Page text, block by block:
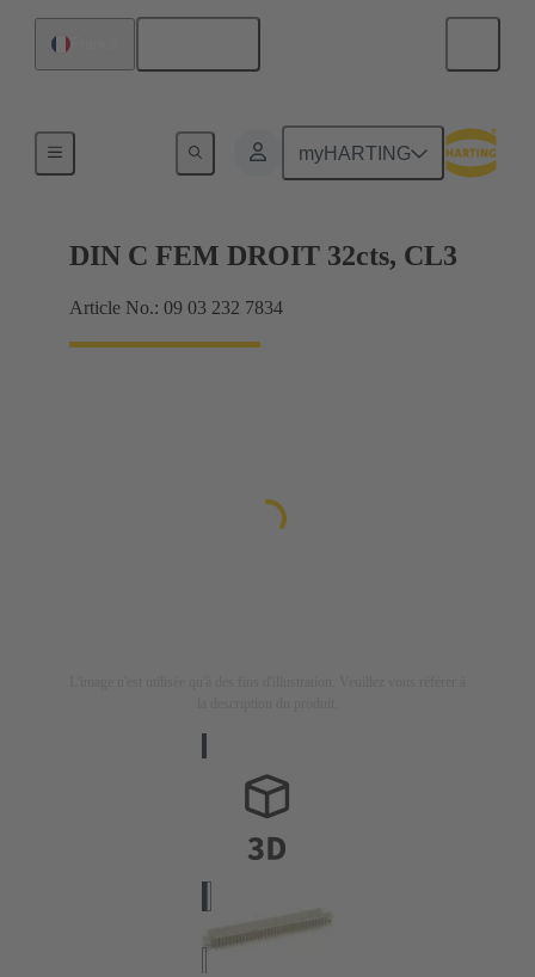
myHARTING
Raccordement carte mère à carte fille
DIN C FEM DROIT 32cts, CL3
Article No.: 09 03 232 7834